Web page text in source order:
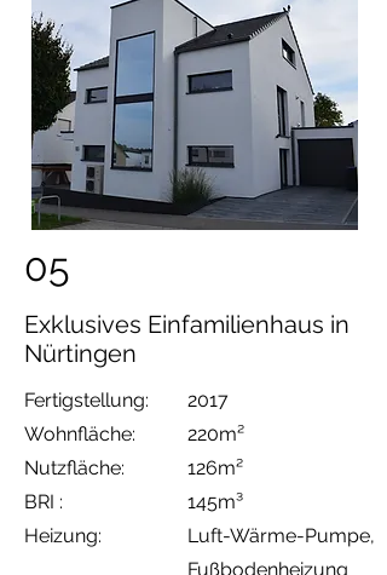
05
Exklusives Einfamilienhaus in
Nürtingen
Fertigstellung:
Wohnfläche:
Nutzfläche:
BRI :
Heizung:
2017
220m²
126m²
145m³
Luft-Wärme-Pumpe,
Fußbodenheizung